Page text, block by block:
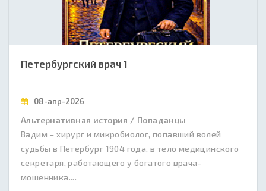
Петербургский врач 1
08-апр-2026
Альтернативная история / Попаданцы
Вадим – хирург и микробиолог, попавший волей
судьбы в Петербург 1904 года, в тело медицинского
секретаря, работающего у богатого врача-
мошенника....